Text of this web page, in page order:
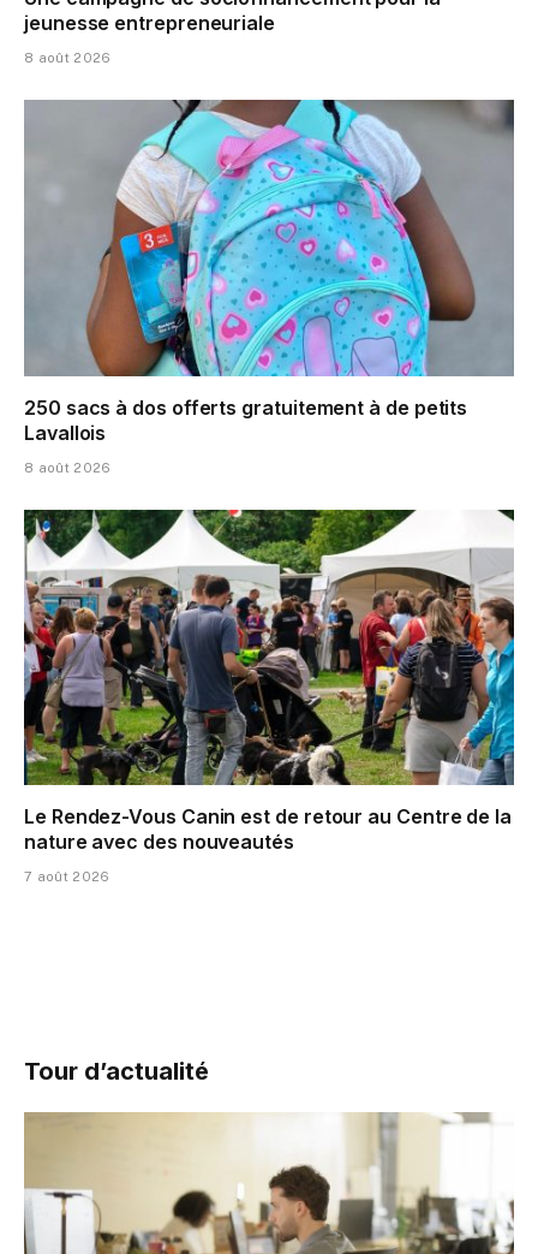
jeunesse entrepreneuriale
8 août 2026
250 sacs à dos offerts gratuitement à de petits
Lavallois
8 août 2026
Le Rendez-Vous Canin est de retour au Centre de la
nature avec des nouveautés
7 août 2026
Tour d’actualité